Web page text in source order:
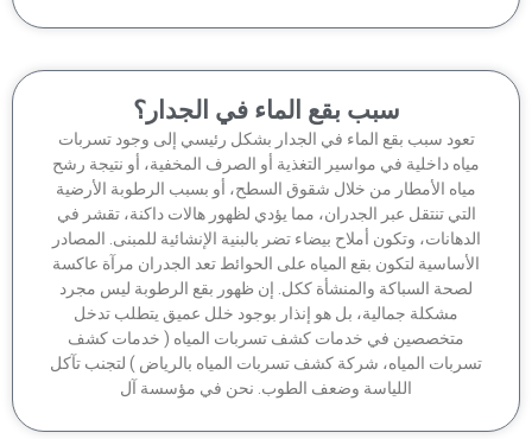
سبب بقع الماء في الجدار؟
سبب بقع الماء في الجدار بشكل رئيسي إلى وجود تسربات
داخلية في مواسير التغذية أو الصرف المخفية، أو نتيجة رشح
الأمطار من خلال شقوق السطح، أو بسبب الرطوبة الأرضية
تنتقل عبر الجدران، مما يؤدي لظهور هالات داكنة، تقشر في
وتكون أملاح بيضاء تضر بالبنية الإنشائية للمبنى. المصادر
لتكون بقع المياه على الحوائط تعد الجدران مرآة عاكسة
لصحة السباكة والمنشأة ككل. إن ظهور بقع الرطوبة ليس مجرد
مشكلة جمالية، بل هو إنذار بوجود خلل عميق يتطلب تدخل
متخصصين في خدمات كشف تسربات المياه ( خدمات كشف
المياه، شركة كشف تسربات المياه بالرياض ) لتجنب تآكل
اللياسة وضعف الطوب. نحن في مؤسسة آل